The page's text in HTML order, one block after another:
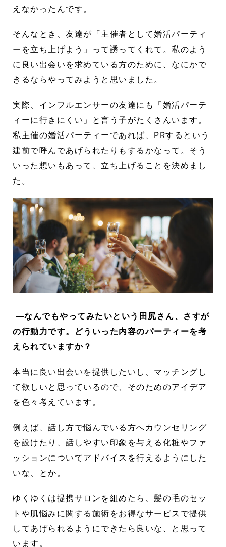
えなかったんです。
そんなとき、友達が「主催者として婚活パーティ
ーを立ち上げよう」って誘ってくれて。私のよう
に良い出会いを求めている方のために、なにかで
きるならやってみようと思いました。
実際、インフルエンサーの友達にも「婚活パーテ
ィーに行きにくい」と言う子がたくさんいます。
私主催の婚活パーティーであれば、PRするという
建前で呼んであげられたりもするかなって。そう
いった想いもあって、立ち上げることを決めまし
た。
―なんでもやってみたいという田尻さん、さすが
の行動力です。どういった内容のパーティーを考
えられていますか？
本当に良い出会いを提供したいし、マッチングし
て欲しいと思っているので、そのためのアイデア
を色々考えています。
例えば、話し方で悩んでいる方へカウンセリング
を設けたり、話しやすい印象を与える化粧やファ
ッションについてアドバイスを行えるようにした
いな、とか。
ゆくゆくは提携サロンを組めたら、髪の毛のセッ
トや肌悩みに関する施術をお得なサービスで提供
してあげられるようにできたら良いな、と思って
います。